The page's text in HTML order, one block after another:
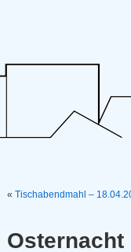
« Tischabendmahl –